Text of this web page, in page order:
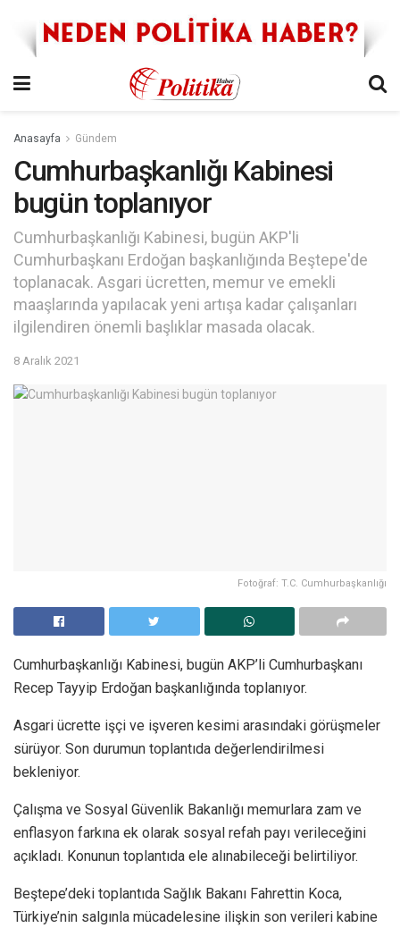
Anasayfa Gündem
Cumhurbaşkanlığı Kabinesi
bugün toplanıyor
Cumhurbaşkanlığı Kabinesi, bugün AKP'li
Cumhurbaşkanı Erdoğan başkanlığında Beştepe'de
toplanacak. Asgari ücretten, memur ve emekli
maaşlarında yapılacak yeni artışa kadar çalışanları
ilgilendiren önemli başlıklar masada olacak.
8 Aralık 2021
Fotoğraf: T.C. Cumhurbaşkanlığı
Cumhurbaşkanlığı Kabinesi, bugün AKP’li Cumhurbaşkanı
Recep Tayyip Erdoğan başkanlığında toplanıyor.
Asgari ücrette işçi ve işveren kesimi arasındaki görüşmeler
sürüyor. Son durumun toplantıda değerlendirilmesi
bekleniyor.
Çalışma ve Sosyal Güvenlik Bakanlığı memurlara zam ve
enflasyon farkına ek olarak sosyal refah payı verileceğini
açıkladı. Konunun toplantıda ele alınabileceği belirtiliyor.
Beştepe’deki toplantıda Sağlık Bakanı Fahrettin Koca,
Türkiye’nin salgınla mücadelesine ilişkin son verileri kabine